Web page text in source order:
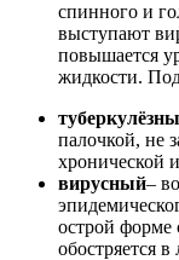
спинного и
выступают
повышается
жидкости.
палочкой, не
хронической
вирусный–
острой форме
обостряется